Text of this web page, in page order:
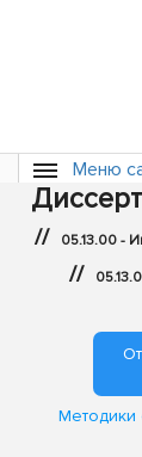
Меню
// 05.13.00 -
//
Методики